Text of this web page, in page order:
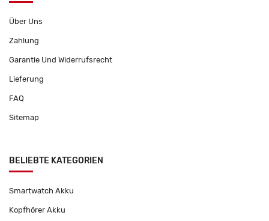
Über Uns
Zahlung
Garantie Und Widerrufsrecht
Lieferung
FAQ
Sitemap
BELIEBTE KATEGORIEN
Smartwatch Akku
Kopfhörer Akku